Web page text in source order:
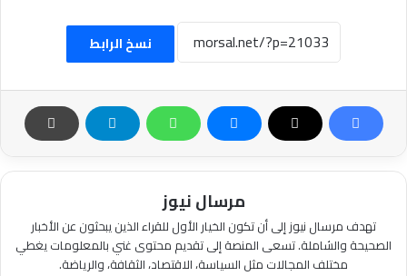
نسخ الرابط
مرسال نيوز
تهدف مرسال نيوز إلى أن تكون الخيار الأول للقراء الذين يبحثون عن الأخبار
الصحيحة والشاملة. تسعى المنصة إلى تقديم محتوى غني بالمعلومات يغطي
مختلف المجالات مثل السياسة، الاقتصاد، الثقافة، والرياضة.